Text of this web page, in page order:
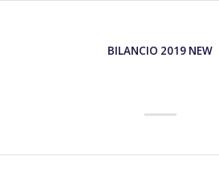
BILANCIO 2019 NEW